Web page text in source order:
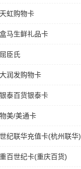
虹购物卡
马生鲜礼品卡
臣氏
润发购物卡
泰百货银泰卡
美/美通卡
纪联华充值卡(杭州联华)
百世纪卡(重庆百货)